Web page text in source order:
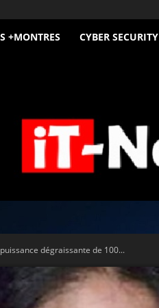
+MONTRES CYBER SECURITY
iT
dégraissante de 100...